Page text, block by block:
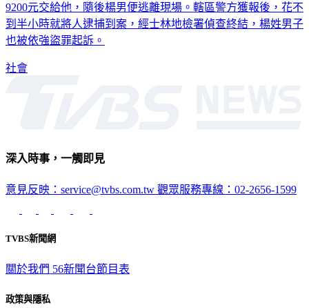
9200元交給他，隨後楊男便逃離現場。轄區警方獲報後，花不
到半小時就將人逮捕到案，經士林地檢署偵查終結，楊姓男子
也被依強盜罪起訴。
社會
深入時事，一觸即見
意見反映：service@tvbs.com.tw 觀眾服務專線：02-2656-1599
TVBS新聞網
關於我們 56新聞台節目表
政策與隱私